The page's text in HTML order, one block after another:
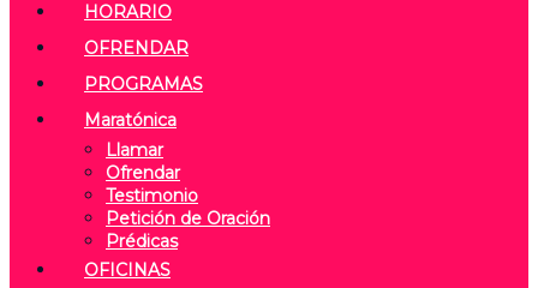
HORARIO
OFRENDAR
PROGRAMAS
Maratónica
Llamar
Ofrendar
Testimonio
Petición de Oración
Prédicas
OFICINAS